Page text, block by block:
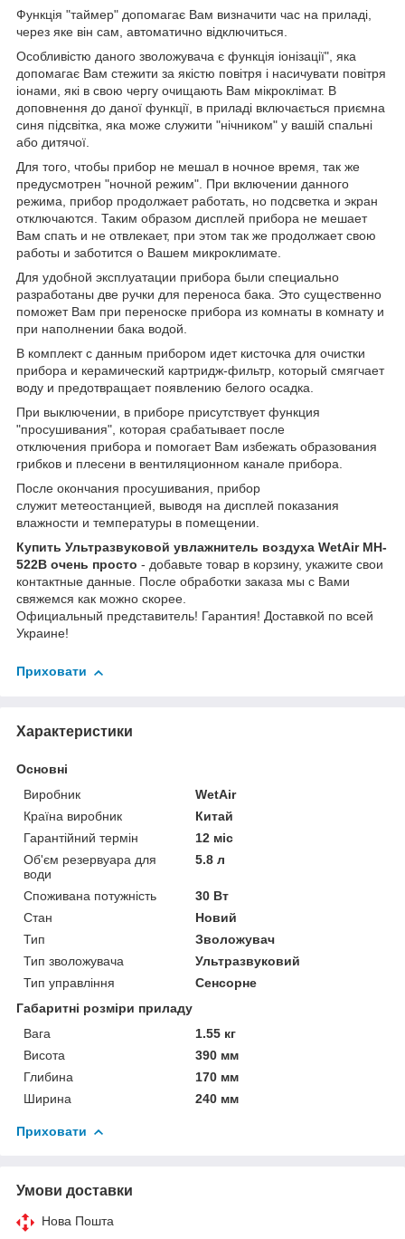
Функція "таймер" допомагає Вам визначити час на приладі,
через яке він сам, автоматично відключиться.
Особливістю даного зволожувача є функція іонізації", яка
допомагає Вам стежити за якістю повітря і насичувати повітря
іонами, які в свою чергу очищають Вам мікроклімат. В
доповнення до даної функції, в приладі включається приємна
синя підсвітка, яка може служити "нічником" у вашій спальні
або дитячої.
Для того, чтобы прибор не мешал в ночное время, так же
предусмотрен "ночной режим". При включении данного
режима, прибор продолжает работать, но подсветка и экран
отключаются. Таким образом дисплей прибора не мешает
Вам спать и не отвлекает, при этом так же продолжает свою
работы и заботится о Вашем микроклимате.
Для удобной эксплуатации прибора были специально
разработаны две ручки для переноса бака. Это существенно
поможет Вам при переноске прибора из комнаты в комнату и
при наполнении бака водой.
В комплект с данным прибором идет кисточка для очистки
прибора и керамический картридж-фильтр, который смягчает
воду и предотвращает появлению белого осадка.
При выключении, в приборе присутствует функция
"просушивания", которая срабатывает после
отключения прибора и помогает Вам избежать образования
грибков и плесени в вентиляционном канале прибора.
После окончания просушивания, прибор
служит метеостанцией, выводя на дисплей показания
влажности и температуры в помещении.
Купить Ультразвуковой увлажнитель воздуха WetAir MH-
522B очень просто - добавьте товар в корзину, укажите свои
контактные данные. После обработки заказа мы с Вами
свяжемся как можно скорее.
Официальный представитель! Гарантия! Доставкой по всей
Украине!
Приховати
Характеристики
Основні
Виробник
WetAir
Країна виробник
Китай
Гарантійний термін
12 міс
Об'єм резервуара для
води
5.8 л
Споживана потужність
30 Вт
Стан
Новий
Тип
Зволожувач
Тип зволожувача
Ультразвуковий
Тип управління
Сенсорне
Габаритні розміри приладу
Вага
1.55 кг
Висота
390 мм
Глибина
170 мм
Ширина
240 мм
Приховати
Умови доставки
Нова Пошта